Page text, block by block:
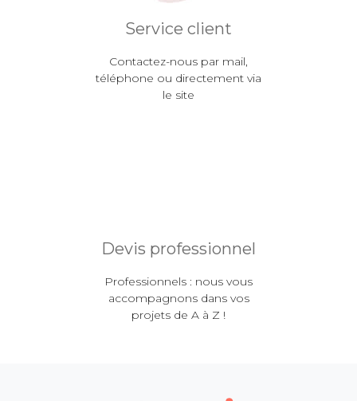
Service client
Contactez-nous par mail,
téléphone ou directement via
le site
Devis professionnel
Professionnels : nous vous
accompagnons dans vos
projets de A à Z !